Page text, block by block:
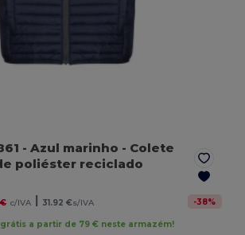
- Azul marinho - Colete
poliéster reciclado
c/IVA | 31.92 €s/IVA -38%
a partir de 79 € neste armazém!